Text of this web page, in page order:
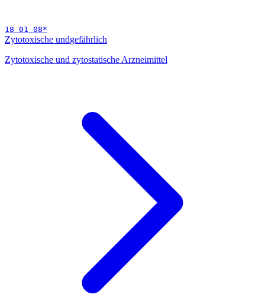
18 01 08*
Zytotoxische undgefährlich
Zytotoxische und zytostatische Arzneimittel